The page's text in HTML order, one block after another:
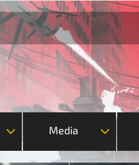
Media